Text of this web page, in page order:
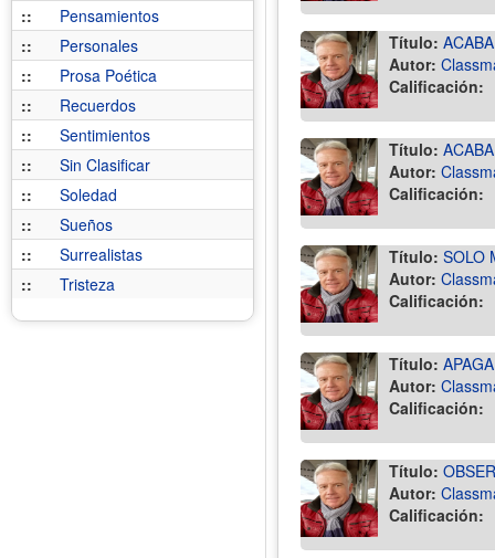
::
Pensamientos
::
Personales
::
Prosa Poética
::
Recuerdos
::
Sentimientos
::
Sin Clasificar
::
Soledad
::
Sueños
::
Surrealistas
::
Tristeza
Título:
Autor:
Calificación:
Título:
Autor:
Calificación:
Título: SOLO
Autor:
Calificación:
Título:
Autor:
Calificación:
Título:
Autor:
Calificación: